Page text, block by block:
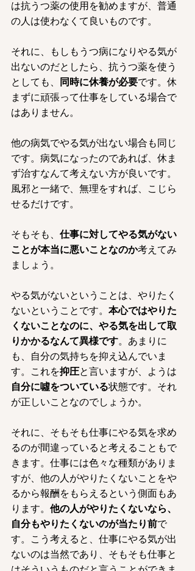
は抗うつ薬の使用を勧めますが、普通
の人は使わなくて良いものです。
それに、もしもうつ病になりやる気が
出ないのだとしたら、抗うつ薬を使う
としても、
同時に休養が必要です。休
まずに頑張って仕事をしている場合で
はありません。
他の病気でやる気が出ない場合も同じ
です。病気になったのであれば、休ま
ず治すなんて考えない方が良いです。
風邪と一緒で、無理をすれば、こじら
せるだけです。
そもそも、 仕事に対してやる気がない
ことが本当に悪いことなのか考えてみ
ましょう。
やる気がないということは、やりたく
ないということです。 本心ではやりた
くないことなのに、やる気を出して取
りかかるなんて異様です。あまりに
も、自分の気持ちを抑え込んでいま
す。これを抑圧と言いますが、ようは
自分に噓をついている状態です。それ
が正しいことなのでしょうか。
それに、そもそも仕事にやる気を求め
るのが間違っていると考えることもで
きます。仕事には色々な種類がありま
すが、他の人がやりたくないことをや
るから報酬をもらえるという側面もあ
ります。 他の人がやりたくないなら、
自分もやりたくないのが当たり前で
す。こう考えると、仕事にやる気が出
ないのは当然であり、そもそも仕事と